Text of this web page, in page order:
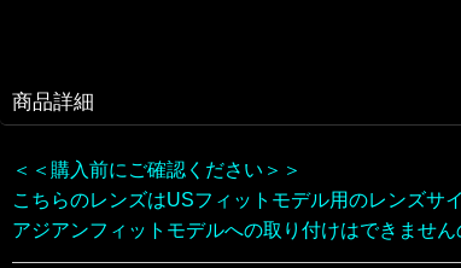
商品詳細
＜＜購入前にご確認ください＞＞
こちらのレンズはUSフィットモデル用のレンズサ
アジアンフィットモデルへの取り付けはできませ